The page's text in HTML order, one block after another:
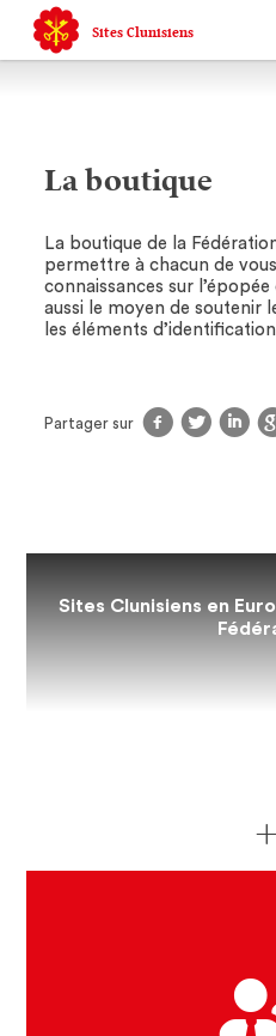
Sites Clunisiens
La boutique
La boutique de la
permettre à chacun de
connaissances sur
aussi le moyen de soutenir
les éléments
Partager sur ftl
Sites Clunisiens en
POURQUOI